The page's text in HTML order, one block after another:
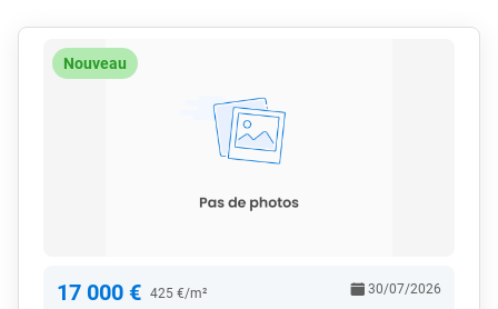
Nouveau
17 000 € 425 €/m² 30/07/2026